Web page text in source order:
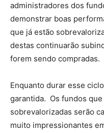
administradores dos
demonstrar boas
que já estão
destas continuarão
forem sendo compradas.
Enquanto durar esse
garantida. Os fundos
sobrevalorizadas serão
muito impressionantes